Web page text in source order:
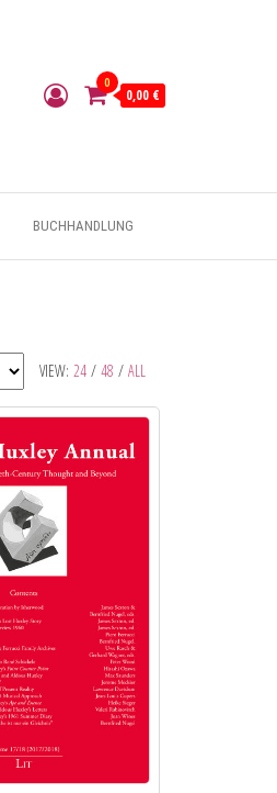
0
0,00 €
BUCHHANDLUNG
VIEW: 24 / 48 / ALL